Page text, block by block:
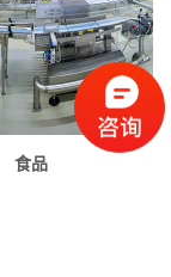
食品